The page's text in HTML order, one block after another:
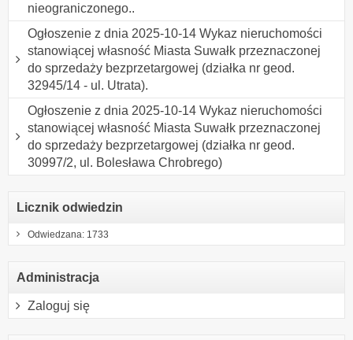
nieograniczonego..
Ogłoszenie z dnia 2025-10-14 Wykaz nieruchomości
stanowiącej własność Miasta Suwałk przeznaczonej
do sprzedaży bezprzetargowej (działka nr geod.
32945/14 - ul. Utrata).
Ogłoszenie z dnia 2025-10-14 Wykaz nieruchomości
stanowiącej własność Miasta Suwałk przeznaczonej
do sprzedaży bezprzetargowej (działka nr geod.
30997/2, ul. Bolesława Chrobrego)
Licznik odwiedzin
Odwiedzana: 1733
Administracja
Zaloguj się